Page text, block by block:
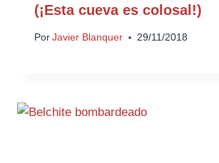
(¡Esta cueva es colosal!)
Por Javier Blanquer 29/11/2018